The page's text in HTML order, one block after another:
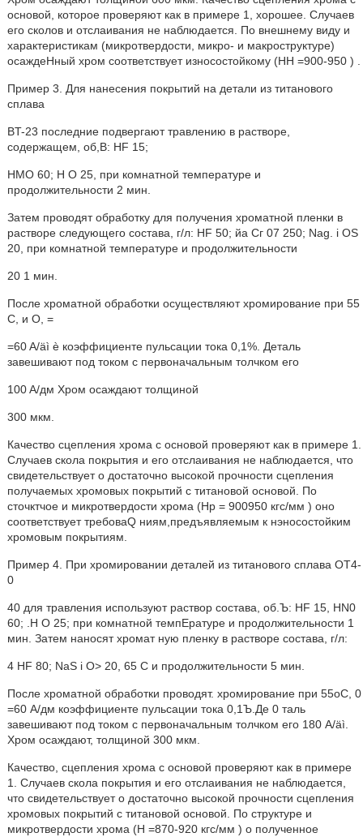
основой, которое проверяют как в примере 1, хорошее. Случаев
его сколов и отслаивания не наблюдается. По внешнему виду и
характеристикам (микротвердости, микро- и макроструктуре)
осаждеНный хром соответствует износостойкому (НН =900-950 ) .
Пример 3. Для нанесения покрытий на детали из титанового
сплава
BT-23 последние подвергают травлению в растворе,
содержащем, об,В: HF 15;
НМО 60; Н О 25, при комнатной температуре и
продолжительности 2 мин.
Затем проводят обработку для получения хроматной пленки в
растворе следующего состава, г/л: HF 50; йа Сг 07 250; Nag. i OS
20, при комнатной температуре и продолжительности
20 1 мин.
После хроматной обработки осуществляют хромирование при 55
С, и О, =
=60 A/äì è коэффициенте пульсации тока 0,1%. Деталь
завешивают под током с первоначальным толчком его
100 A/дм Хром осаждают толщиной
300 мкм.
Качество сцепления хрома с основой проверяют как в примере 1.
Случаев скола покрытия и его отслаивания не наблюдается, что
свидетельствует о достаточно высокой прочности сцепления
получаемых хромовых покрытий с титановой основой. По
сточктчое и микротвердости хрома (Hp = 900950 кгс/мм ) оно
соответствует требоваQ ниям,предъявляемым к нэносостойким
хромовым покрытиям.
Пример 4. При хромировании деталей из титанового сплава ОТ4-
0
40 для травления используют раствор состава, об.Ъ: HF 15, HN0
60; .Н О 25; при комнатной темпЕратуре и продолжительности 1
мин. Затем наносят хромат ную пленку в растворе состава, г/л:
4 HF 80; NaS i О> 20, 65 С и продолжительности 5 мин.
После хроматной обработки проводят. хромирование при 55оС, 0
=60 A/дм коэффициенте пульсации тока 0,1Ъ.Де 0 таль
завешивают под током с первоначальным толчком его 180 A/äì.
Хром осаждают, толщиной 300 мкм.
Качество, сцепления хрома с основой проверяют как в примере
1. Случаев скола покрытия и его отслаивания не наблюдается,
что свидетельствует о достаточно высокой прочности сцепления
хромовых покрытий с титановой основой. По структуре и
микротвердости хрома (H =870-920 кгс/мм ) о полученное